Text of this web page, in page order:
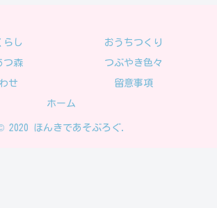
らし おうちつくり
つ森 つぶやき色々
せ 留意事項
ホーム
2020 ほんきであそぶろぐ.